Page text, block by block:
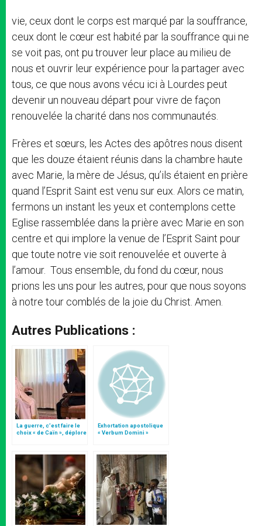
vie, ceux dont le corps est marqué par la souffrance,
ceux dont le cœur est habité par la souffrance qui ne
se voit pas, ont pu trouver leur place au milieu de
nous et ouvrir leur expérience pour la partager avec
tous, ce que nous avons vécu ici à Lourdes peut
devenir un nouveau départ pour vivre de façon
renouvelée la charité dans nos communautés.
Frères et sœurs, les Actes des apôtres nous disent
que les douze étaient réunis dans la chambre haute
avec Marie, la mère de Jésus, qu’ils étaient en prière
quand l’Esprit Saint est venu sur eux. Alors ce matin,
fermons un instant les yeux et contemplons cette
Eglise rassemblée dans la prière avec Marie en son
centre et qui implore la venue de l’Esprit Saint pour
que toute notre vie soit renouvelée et ouverte à
l’amour. Tous ensemble, du fond du cœur, nous
prions les uns pour les autres, pour que nous soyons
à notre tour comblés de la joie du Christ. Amen.
Autres Publications :
La guerre, c’est faire le
choix « de Caïn », déplore
Exhortation apostolique
« Verbum Domini »